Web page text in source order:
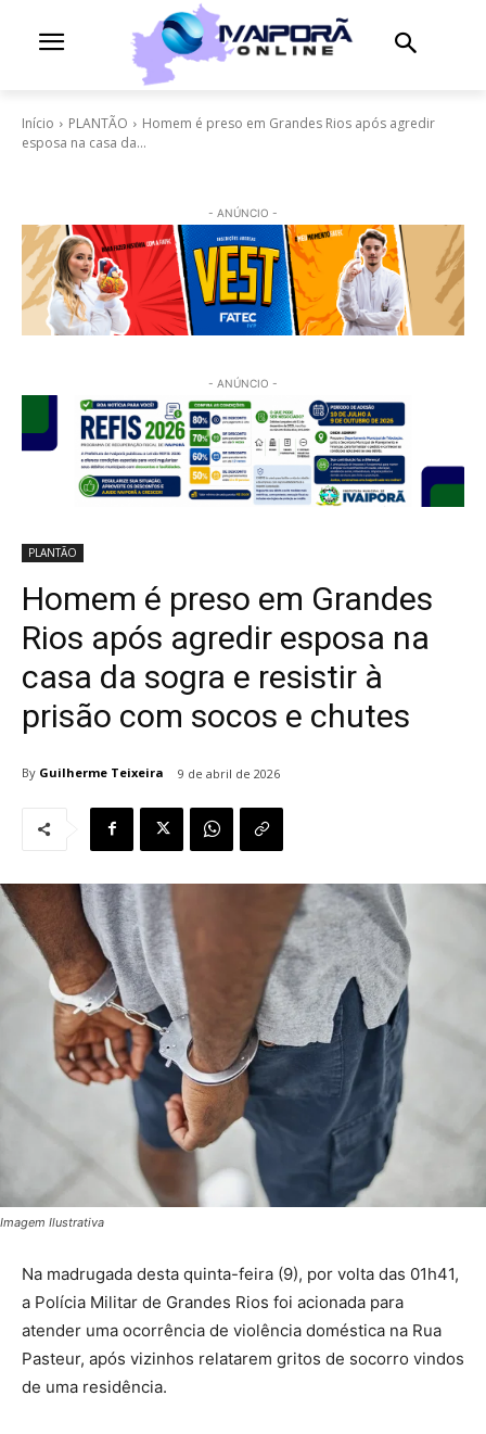
Início PLANTÃO
Homem é preso em Grandes Rios após agredir
esposa na casa da...
- ANÚNCIO -
- ANÚNCIO -
PLANTÃO
Homem é preso em Grandes
Rios após agredir esposa na
casa da sogra e resistir à
prisão com socos e chutes
By Guilherme Teixeira 9 de abril de 2026
Imagem Ilustrativa
Na madrugada desta quinta-feira (9), por volta das 01h41,
a Polícia Militar de Grandes Rios foi acionada para
atender uma ocorrência de violência doméstica na Rua
Pasteur, após vizinhos relatarem gritos de socorro vindos
de uma residência.